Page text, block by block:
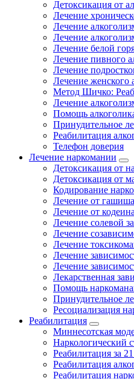
Детоксикация от
Лечение
Лечение
Лечение
Лечение белой
Лечение пивного
Лечение
Лечение женского
Метод Шичко:
Лечение
Помощь
Принудительное
Реабилитация
Телефон доверия
Лечение наркомании
Детоксикация от
Детоксикация от
Кодирование
Лечение от гашиша
Лечение от кодеина
Лечение солевой
Лечение
Лечение
Лечение
Лечение
Лекарственная
Помощь
Принудительное
Ресоциализация
Реабилитация
Миннесотская
Наркологический
Реабилитация за
Реабилитация
Реабилитация